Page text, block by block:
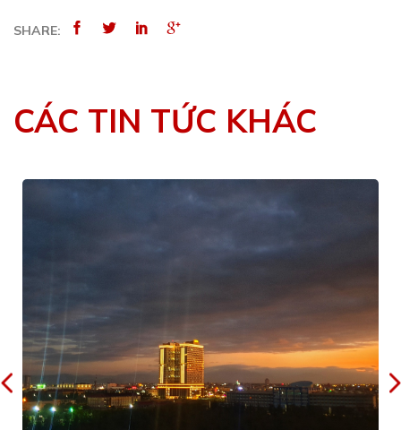
SHARE:
CÁC TIN TỨC KHÁC